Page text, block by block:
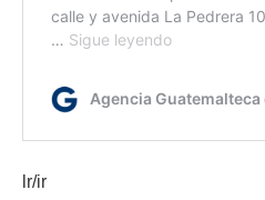
lr/ir